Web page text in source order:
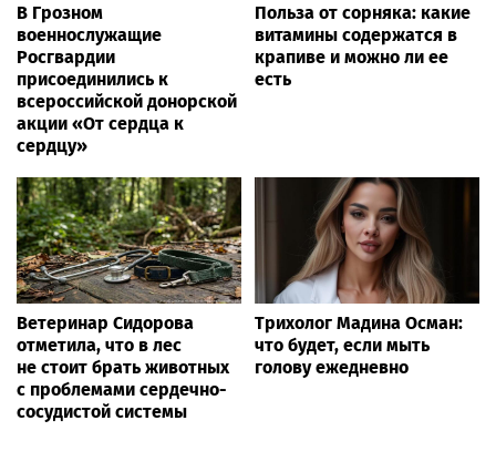
В Грозном
военнослужащие
Росгвардии
присоединились к
всероссийской донорской
акции «От сердца к
сердцу»
Польза от сорняка: какие
витамины содержатся в
крапиве и можно ли ее
есть
Ветеринар Сидорова
отметила, что в лес
не стоит брать животных
с проблемами сердечно-
сосудистой системы
Трихолог Мадина Осман:
что будет, если мыть
голову ежедневно